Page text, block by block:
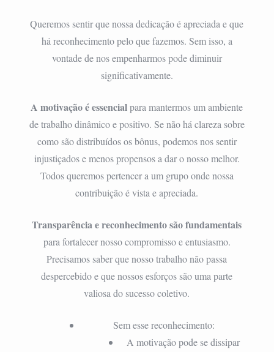
Queremos sentir que nossa dedicação é apreciada e que
há reconhecimento pelo que fazemos. Sem isso, a
vontade de nos empenharmos pode diminuir
significativamente.
A motivação é essencialpara mantermos um ambiente
de trabalho dinâmico e positivo. Se não há clareza sobre
como são distribuídos os bônus, podemos nos sentir
injustiçados e menos propensos a dar o nosso melhor.
Todos queremos pertencer a um grupo onde nossa
contribuição é vista e apreciada.
Transparência e reconhecimento são fundamentais
para fortalecer nosso compromisso e entusiasmo.
Precisamos saber que nosso trabalho não passa
despercebido e que nossos esforços são uma parte
valiosa do sucesso coletivo.
Sem esse reconhecimento:
A motivação pode se dissipar